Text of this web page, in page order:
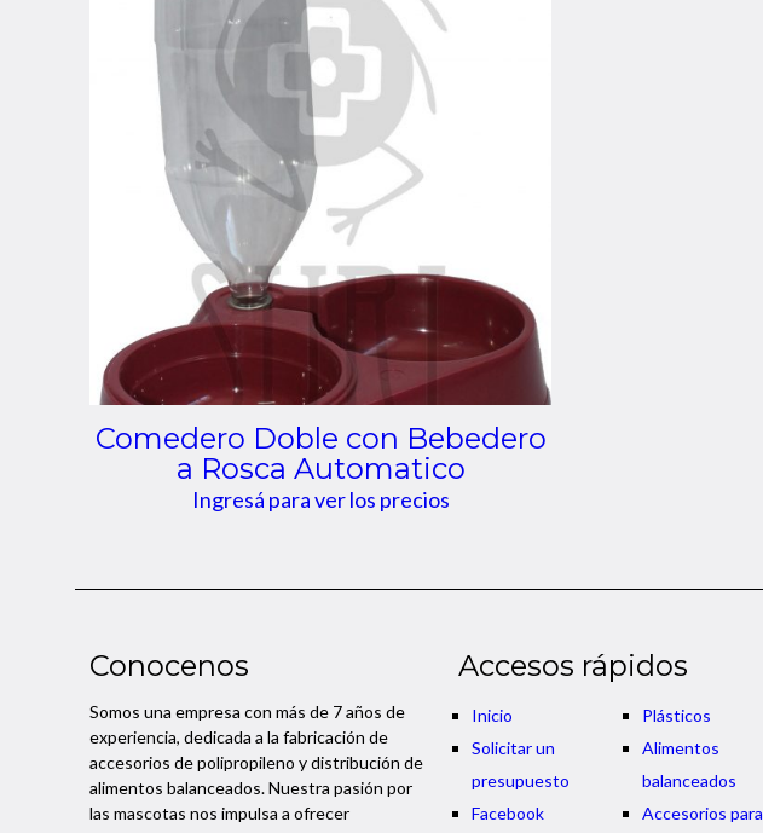
Comedero Doble con Bebedero
a Rosca Automatico
Ingresá para ver los precios
Conocenos
Somos una empresa con más de 7 años de
experiencia, dedicada a la fabricación de
accesorios de polipropileno y distribución de
alimentos balanceados. Nuestra pasión por
las mascotas nos impulsa a ofrecer
Accesos rápidos
Inicio
Solicitar un
presupuesto
Facebook
Plásticos
Alimentos
balanceados
Accesorios para